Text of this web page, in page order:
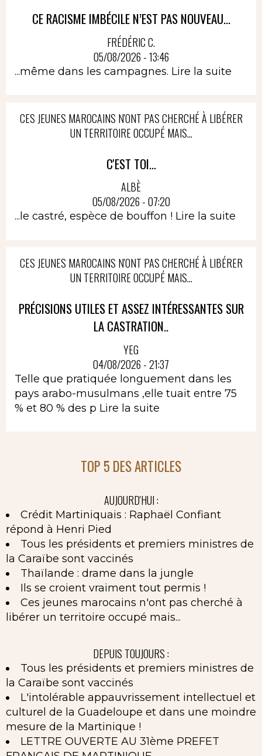
CE RACISME IMBÉCILE N’EST PAS NOUVEAU...
FRÉDÉRIC C.
05/08/2026 - 13:46
...même dans les campagnes. Lire la suite
CES JEUNES MAROCAINS N'ONT PAS CHERCHÉ À LIBÉRER
UN TERRITOIRE OCCUPÉ MAIS...
C'EST TOI...
ALBÈ
05/08/2026 - 07:20
...le castré, espèce de bouffon ! Lire la suite
CES JEUNES MAROCAINS N'ONT PAS CHERCHÉ À LIBÉRER
UN TERRITOIRE OCCUPÉ MAIS...
PRÉCISIONS UTILES ET ASSEZ INTÉRESSANTES SUR
LA CASTRATION..
YEG
04/08/2026 - 21:37
Telle que pratiquée longuement dans les
pays arabo-musulmans ,elle tuait entre 75
% et 80 % des p Lire la suite
TOP 5 DES ARTICLES
AUJOURD'HUI :
Crédit Martiniquais : Raphaël Confiant
répond à Henri Pied
Tous les présidents et premiers ministres de
la Caraïbe sont vaccinés
Thaïlande : drame dans la jungle
Ils se croient vraiment tout permis !
Ces jeunes marocains n'ont pas cherché à
libérer un territoire occupé mais...
DEPUIS TOUJOURS :
Tous les présidents et premiers ministres de
la Caraïbe sont vaccinés
L'intolérable appauvrissement intellectuel et
culturel de la Guadeloupe et dans une moindre
mesure de la Martinique !
LETTRE OUVERTE AU 31ème PREFET